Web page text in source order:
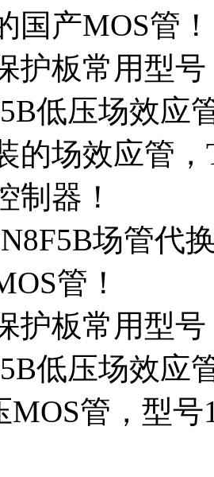
国产MOS管！
护板常用型
低压场效应
的场效应管
制器！
场管代
管！
护板常用型
低压场效应
MOS管，型